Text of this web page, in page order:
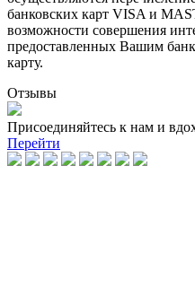
банковских карт VISA и
возможности совершения
предоставленных Вашим
карту.
Отзывы
Присоединяйтесь к нам и
Перейти